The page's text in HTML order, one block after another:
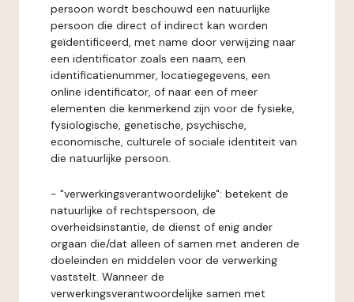
persoon wordt beschouwd een natuurlijke
persoon die direct of indirect kan worden
geïdentificeerd, met name door verwijzing naar
een identificator zoals een naam, een
identificatienummer, locatiegegevens, een
online identificator, of naar een of meer
elementen die kenmerkend zijn voor de fysieke,
fysiologische, genetische, psychische,
economische, culturele of sociale identiteit van
die natuurlijke persoon.
- "verwerkingsverantwoordelijke": betekent de
natuurlijke of rechtspersoon, de
overheidsinstantie, de dienst of enig ander
orgaan die/dat alleen of samen met anderen de
doeleinden en middelen voor de verwerking
vaststelt. Wanneer de
verwerkingsverantwoordelijke samen met